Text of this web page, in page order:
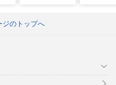
ジのトップへ